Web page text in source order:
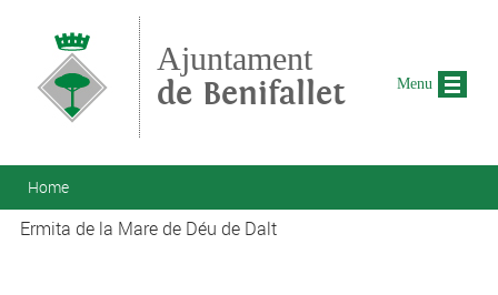
Ajuntament
de Benifallet
You are here
Home
Ermita de la Mare de Déu de Dalt
Menu